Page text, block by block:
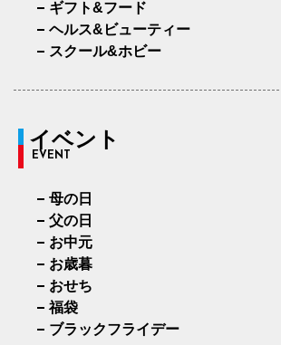
ギフト&フード
ヘルス&ビューティー
スクール&ホビー
イベント
EVENT
母の日
父の日
お中元
お歳暮
おせち
福袋
ブラックフライデー